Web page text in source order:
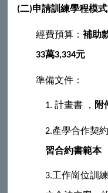
(二)申請訓練學程模式
經費預算：補助
33萬3,334元
準備文件：
1. 計畫書 ， 附
2.產學合作契
習合約書範本
3.工作崗位訓